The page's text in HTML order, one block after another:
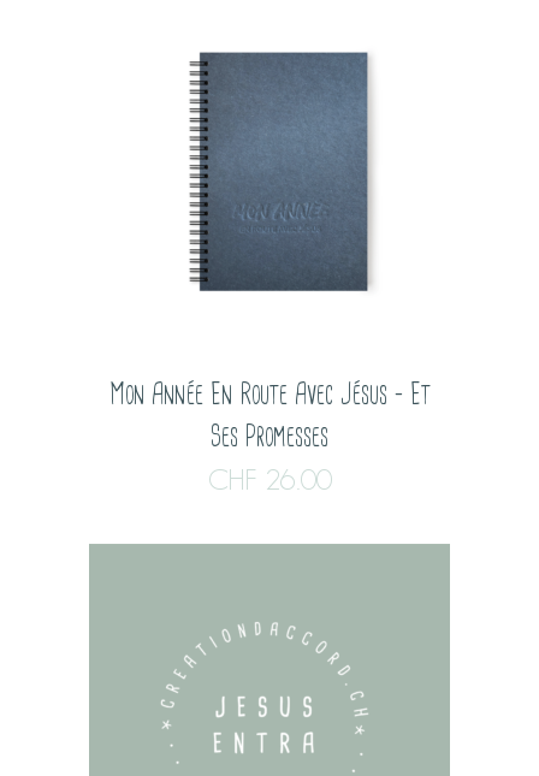
Mon Année En Route Avec Jésus – Et
Ses Promesses
CHF 26.00